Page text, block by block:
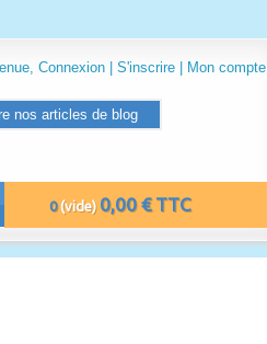
Connexion | S'inscrire | Mon compte
0 (vide) 0,00 € TTC
nos articles de blog